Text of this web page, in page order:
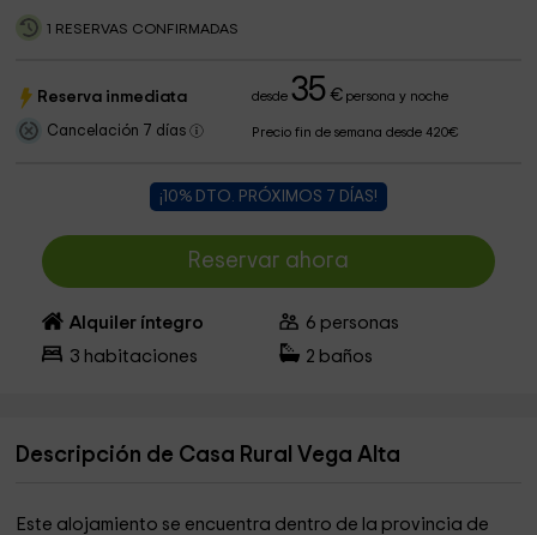
1 RESERVAS CONFIRMADAS
Reserva inmediata desde35 €persona y noche
Cancelación 7 días Precio fin de semana desde 420€
¡10% DTO. PRÓXIMOS 7 DÍAS!
Reservar ahora
Alquiler íntegro 6 personas
3 habitaciones 2 baños
Descripción de Casa Rural Vega Alta
Este alojamiento se encuentra dentro de la provincia de